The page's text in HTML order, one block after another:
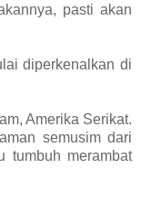
pasti akan
diperkenalkan di
Amerika Serikat.
semusim dari
tumbuh merambat